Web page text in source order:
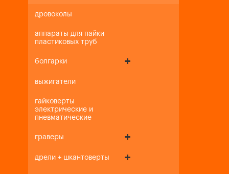
дровоколы
аппараты для пайки
пластиковых труб
болгарки
выжигатели
гайковерты
электрические и
пневматические
граверы
дрели + шкантоверты